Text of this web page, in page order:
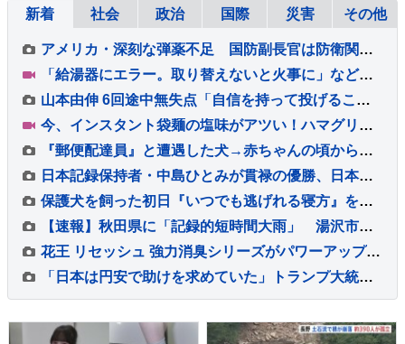
新着 社会 政治 国際 災害 その他
アメリカ・深刻な弾薬不足 国防副長官は防衛関連企業に増産を求める書簡を送る
「給湯器にエラー。取り替えないと火事に」などとウソ…給湯器点検業者になりすまし工事代金だまし取ろうとしたか 建築会社社長の男ら2人逮捕 東京・足立区
山本由伸 6回途中無失点「自信を持って投げることができた」勝敗付かずもチームの連敗ストップ「みんなの気持ちが1つになった」
今、インスタント袋麺の塩味がアツい！ハマグリに毛がに！ラーメン店顔負けの麺も！専門家ゲキ推しの7品を大家族が1週間ガチ比較！【それスタ】
『郵便配達員』と遭遇した犬→赤ちゃんの頃から仲良しで…もはや仕事にならない光景が54万再生「足にめり込めそうw」「配達員さんも嬉しい」
日本記録保持者・中島ひとみが貫禄の優勝、日本タイ記録でハイレベルのレースを制す 予選で12秒62の日本新をマーク【陸上・富士北麓ワールドトライアル】
保護犬を飼った初日『いつでも逃げれる寝方』をしていて…愛情を与え続けた結果→感動的な『現在の寝相』に反響「愛されてる顔」「幸せで嬉しい」
【速報】秋田県に「記録的短時間大雨」 湯沢市付近で1時間に約100ミリの猛烈な雨 災害警戒 9日13:49時点
花王 リセッシュ 強力消臭シリーズがパワーアップ☆ 自分自身では気づかない無自覚臭まで消臭♪ タバコ 焼肉などのニオイ原因物質への消臭力も向上◎ 99％除菌ウイルス除去
「日本は円安で助けを求めていた」トランプ大統領“28年ぶり日米協調介入” 一方 食料品消費税“2年間1%”へ「財源なき減税は無責任」との批判も 円安の流れは変えられるか…【サンデーモーニング】